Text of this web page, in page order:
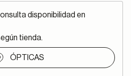
disponibilidad en
tienda.
ÓPTICAS
sitio
Aviso legal
Condiciones de compra
Canal denuncias